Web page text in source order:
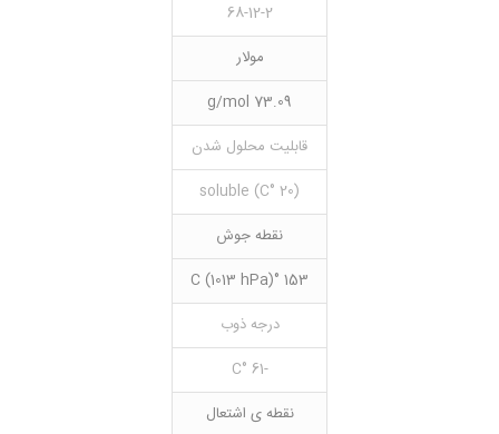
68-12-2
مولار
73.09 g/mol
قابلیت محلول شدن
(20 °C) soluble
نقطه جوش
153 °C (1013 hPa)
درجه ذوب
-61 °C
نقطه ی اشتعال